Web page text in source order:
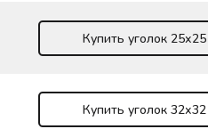
Купить уголок 25х25
Купить уголок 32х32